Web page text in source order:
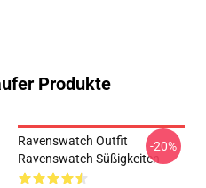
Produkte
Ravenswatch Outfit
Ravenswatch Süßigkeiten
-20%